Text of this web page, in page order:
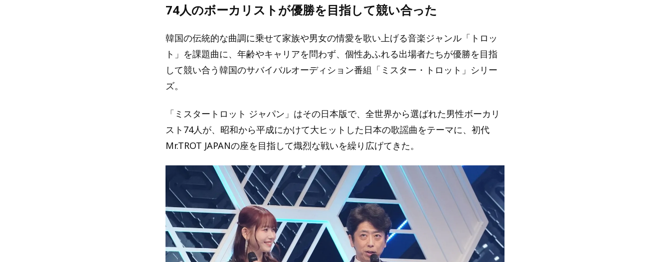
74人のボーカリストが優勝を目指して競い合った
韓国の伝統的な曲調に乗せて家族や男女の情愛を歌い上げる音楽ジャンル「トロッ
ト」を課題曲に、年齢やキャリアを問わず、個性あふれる出場者たちが優勝を目指
して競い合う韓国のサバイバルオーディション番組「ミスター・トロット」シリー
ズ。
「ミスタートロット ジャパン」はその日本版で、全世界から選ばれた男性ボーカリ
スト74人が、昭和から平成にかけて大ヒットした日本の歌謡曲をテーマに、初代
Mr.TROT JAPANの座を目指して熾烈な戦いを繰り広げてきた。